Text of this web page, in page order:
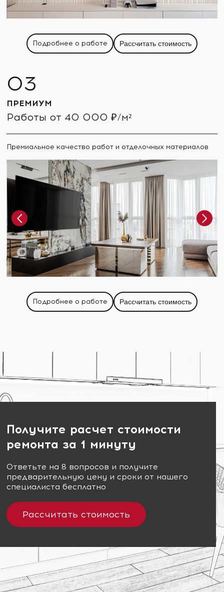
Подробнее о работе Рассчитать стоимость
ПРЕМИУМ
Работы от 40 000 ₽/м²
Премиальное качество работ и отделочных материалов
Подробнее о работе Рассчитать стоимость
Получите расчет стоимости
ремонта за 1 минуту
Ответьте на 8 вопросов и получите
предварительную цену и сроки от нашего
специалиста бесплатно
Рассчитать стоимость